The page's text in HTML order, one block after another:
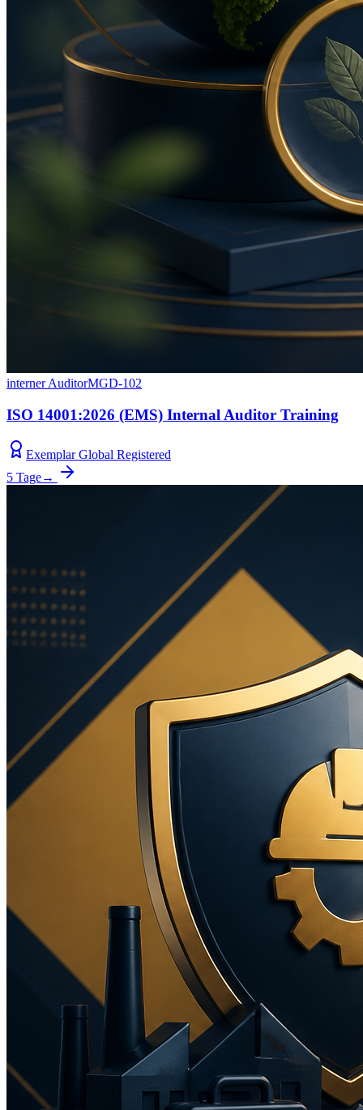
interner AuditorMGD-102
ISO 14001:2026 (EMS) Internal Auditor Training
Exemplar Global Registered
5 Tage→